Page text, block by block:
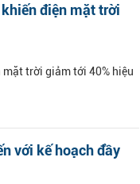
điện mặt trời
trời giảm tới 40% hiệu
với kế hoạch đầy